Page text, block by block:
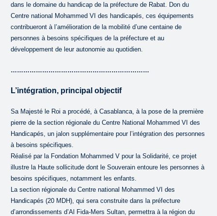
dans le domaine du handicap de la préfecture de Rabat. Don du
Centre national Mohammed VI des handicapés, ces équipements
contribueront à l’amélioration de la mobilité d’une centaine de
personnes à besoins spécifiques de la préfecture et au
développement de leur autonomie au quotidien.
…………………………………………………………
L’intégration, principal objectif
Sa Majesté le Roi a procédé, à Casablanca, à la pose de la première
pierre de la section régionale du Centre National Mohammed VI des
Handicapés, un jalon supplémentaire pour l’intégration des personnes
à besoins spécifiques.
Réalisé par la Fondation Mohammed V pour la Solidarité, ce projet
illustre la Haute sollicitude dont le Souverain entoure les personnes à
besoins spécifiques, notamment les enfants.
La section régionale du Centre national Mohammed VI des
Handicapés (20 MDH), qui sera construite dans la préfecture
d’arrondissements d’Al Fida-Mers Sultan, permettra à la région du